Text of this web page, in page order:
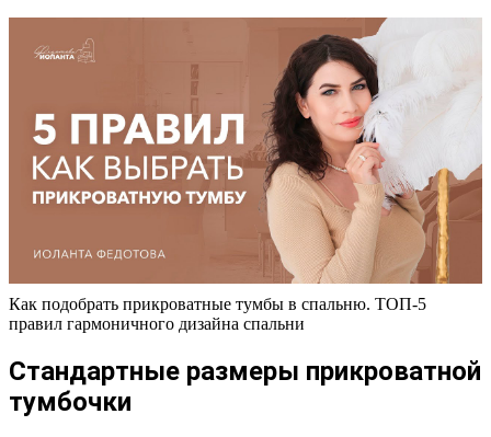
Как подобрать прикроватные тумбы в спальню. ТОП-5
правил гармоничного дизайна спальни
Стандартные размеры прикроватной
тумбочки